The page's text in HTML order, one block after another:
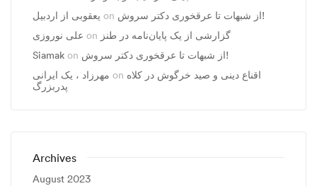
یعقوبی از اردبیل on
از شبهات تا عرقخوری دکتر سروش!
علی نوروزی on گزارشی از یک پایان‌نامه در طنز
Siamak on
از شبهات تا عرقخوری دکتر سروش!
مهرزاد ، يک ايرانی on اقناع دینی و صید خرگوش در کلاه
پدربزرگ
Archives
August 2023